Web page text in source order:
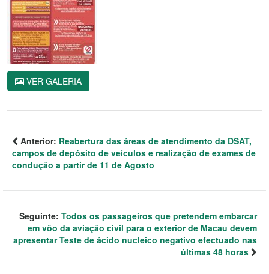
VER GALERIA
Anterior: Reabertura das áreas de atendimento da DSAT,
campos de depósito de veículos e realização de exames de
condução a partir de 11 de Agosto
Seguinte: Todos os passageiros que pretendem embarcar
em vôo da aviação civil para o exterior de Macau devem
apresentar Teste de ácido nucleico negativo efectuado nas
últimas 48 horas